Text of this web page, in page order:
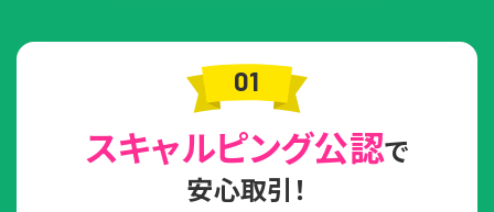
01
スキャルピング公認で
安心取引！